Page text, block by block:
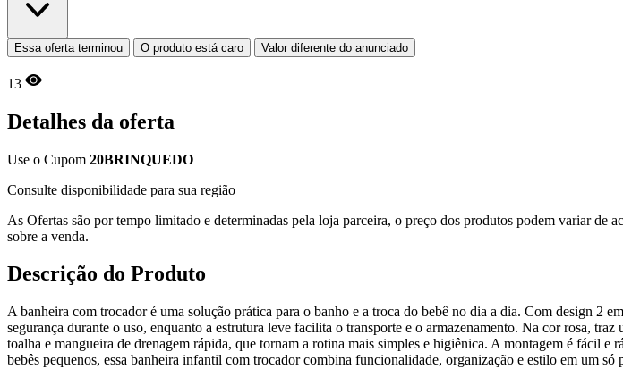
Essa oferta terminou O produto está caro Valor diferente do anunciado
13
Detalhes da oferta
Use o Cupom 20BRINQUEDO
Consulte disponibilidade para sua região
As Ofertas são por tempo limitado e determinadas pela loja parceira, o preço dos produtos podem variar
sobre a venda.
Descrição do Produto
A banheira com trocador é uma solução prática para o banho e a troca do bebê no dia a dia. Com design 2
segurança durante o uso, enquanto a estrutura leve facilita o transporte e o armazenamento. Na cor rosa,
toalha e mangueira de drenagem rápida, que tornam a rotina mais simples e higiênica. A montagem é fácil
bebês pequenos, essa banheira infantil com trocador combina funcionalidade, organização e estilo em um só